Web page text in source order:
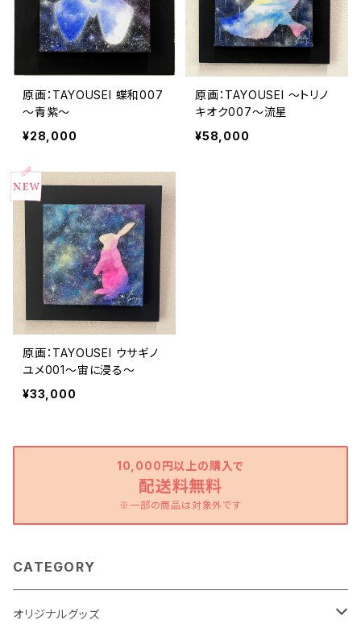
原画：TAYOUSEI 蝶和007
～青紫～
¥28,000
原画：TAYOUSEI ～トリノ
キオク007～流星
¥58,000
原画：TAYOUSEI ウサギノ
ユメ001～宙に浸る～
¥33,000
10,000円以上の購入で
配送料無料
※一部の商品は対象外です
CATEGORY
オリジナルグッズ